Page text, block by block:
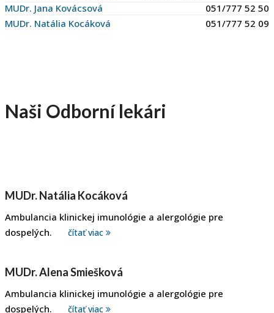
MUDr. Jana Kovácsová
051/777 52 50
MUDr. Natália Kocáková
051/777 52 09
Naši Odbornílekári
MUDr. Natália Kocáková
Ambulancia klinickej imunológie a alergológie pre
dospelých.
čítať viac
MUDr. Alena Smiešková
Ambulancia klinickej imunológie a alergológie pre
dospelých.
čítať viac